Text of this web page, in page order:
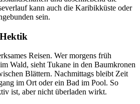
kann auch die Karibikküste oder
sein.
Reisen. Wer morgens früh
Wald, sieht Tukane in den Baumkronen
Blättern. Nachmittags bleibt Zeit
im Ort oder ein Bad im Pool. So
ist, aber nicht überladen wirkt.